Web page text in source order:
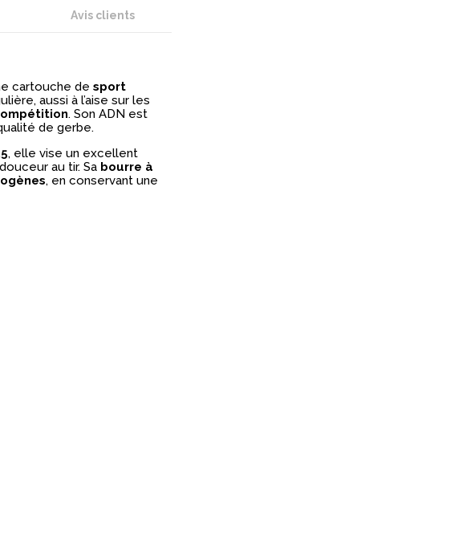
Avis clients
cartouche de sport
aussi à l’aise sur les
. Son ADN est
de gerbe.
, elle vise un excellent
au tir. Sa bourre à
, en conservant une